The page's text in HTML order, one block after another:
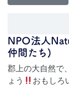
NPO法人
仲間たち)
郡上の大自然で
ょう
おもしろ